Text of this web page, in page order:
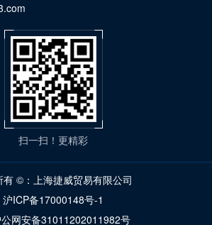
扫一扫！更精彩
有 ©：上海捷威贸易有限公司
沪ICP备17000148号-1
网安备31011202011982号